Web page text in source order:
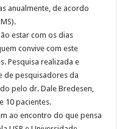
de zeladoria na Casa Civil
anualmente, de acordo
estar com os dias
convive com este
Pesquisa realizada e
de pesquisadores da
pelo dr. Dale Bredesen,
10 pacientes.
ao encontro do que pensa